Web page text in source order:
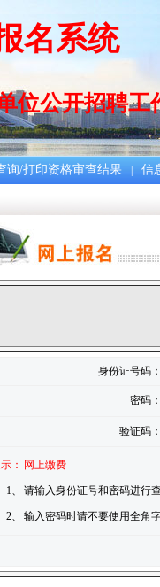
名系统
位公开招聘工
询/打印资格审查结果 信
身份证号码
密码
验证码
： 网上缴费
1、 请输入身份证号和密码进行
2、 输入密码时请不要使用全角